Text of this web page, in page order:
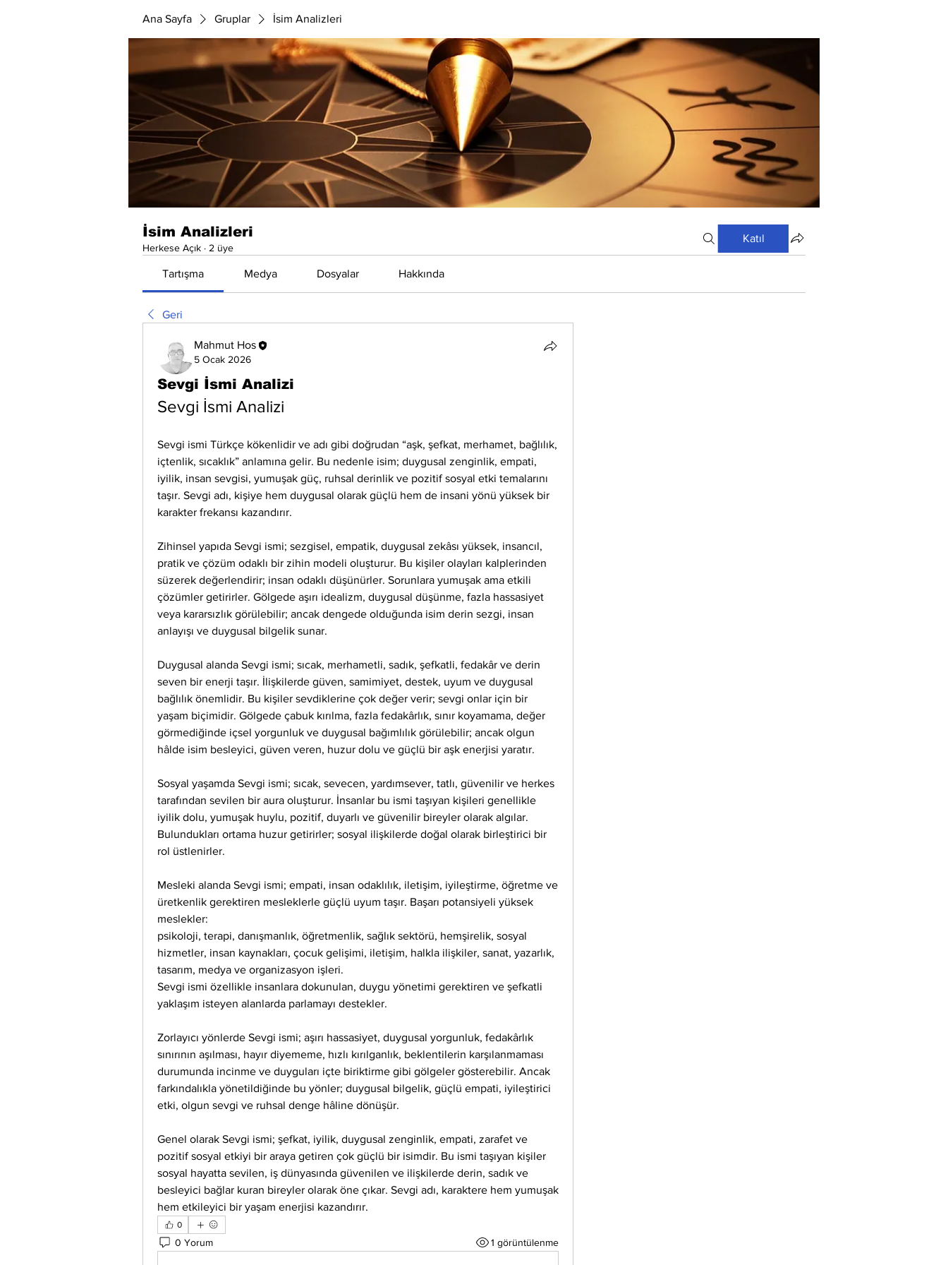
Ana Sayfa Gruplar İsim Analizleri
İsim Analizleri
Herkese Açık · 2 üye
Katıl
Tartışma Medya Dosyalar Hakkında
Geri
Mahmut Hos
5 Ocak 2026
Sevgi İsmi Analizi
Sevgi İsmi Analizi
Sevgi ismi Türkçe kökenlidir ve adı gibi doğrudan “aşk, şefkat, merhamet, bağlılık,
içtenlik, sıcaklık” anlamına gelir. Bu nedenle isim; duygusal zenginlik, empati,
iyilik, insan sevgisi, yumuşak güç, ruhsal derinlik ve pozitif sosyal etki temalarını
taşır. Sevgi adı, kişiye hem duygusal olarak güçlü hem de insani yönü yüksek bir
karakter frekansı kazandırır.
Zihinsel yapıda Sevgi ismi; sezgisel, empatik, duygusal zekâsı yüksek, insancıl,
pratik ve çözüm odaklı bir zihin modeli oluşturur. Bu kişiler olayları kalplerinden
süzerek değerlendirir; insan odaklı düşünürler. Sorunlara yumuşak ama etkili
çözümler getirirler. Gölgede aşırı idealizm, duygusal düşünme, fazla hassasiyet
veya kararsızlık görülebilir; ancak dengede olduğunda isim derin sezgi, insan
anlayışı ve duygusal bilgelik sunar.
Duygusal alanda Sevgi ismi; sıcak, merhametli, sadık, şefkatli, fedakâr ve derin
seven bir enerji taşır. İlişkilerde güven, samimiyet, destek, uyum ve duygusal
bağlılık önemlidir. Bu kişiler sevdiklerine çok değer verir; sevgi onlar için bir
yaşam biçimidir. Gölgede çabuk kırılma, fazla fedakârlık, sınır koyamama, değer
görmediğinde içsel yorgunluk ve duygusal bağımlılık görülebilir; ancak olgun
hâlde isim besleyici, güven veren, huzur dolu ve güçlü bir aşk enerjisi yaratır.
Sosyal yaşamda Sevgi ismi; sıcak, sevecen, yardımsever, tatlı, güvenilir ve herkes
tarafından sevilen bir aura oluşturur. İnsanlar bu ismi taşıyan kişileri genellikle
iyilik dolu, yumuşak huylu, pozitif, duyarlı ve güvenilir bireyler olarak algılar.
Bulundukları ortama huzur getirirler; sosyal ilişkilerde doğal olarak birleştirici bir
rol üstlenirler.
Mesleki alanda Sevgi ismi; empati, insan odaklılık, iletişim, iyileştirme, öğretme ve
üretkenlik gerektiren mesleklerle güçlü uyum taşır. Başarı potansiyeli yüksek
meslekler:
psikoloji, terapi, danışmanlık, öğretmenlik, sağlık sektörü, hemşirelik, sosyal
hizmetler, insan kaynakları, çocuk gelişimi, iletişim, halkla ilişkiler, sanat, yazarlık,
tasarım, medya ve organizasyon işleri.
Sevgi ismi özellikle insanlara dokunulan, duygu yönetimi gerektiren ve şefkatli
yaklaşım isteyen alanlarda parlamayı destekler.
Zorlayıcı yönlerde Sevgi ismi; aşırı hassasiyet, duygusal yorgunluk, fedakârlık
sınırının aşılması, hayır diyememe, hızlı kırılganlık, beklentilerin karşılanmaması
durumunda incinme ve duyguları içte biriktirme gibi gölgeler gösterebilir. Ancak
farkındalıkla yönetildiğinde bu yönler; duygusal bilgelik, güçlü empati, iyileştirici
etki, olgun sevgi ve ruhsal denge hâline dönüşür.
Genel olarak Sevgi ismi; şefkat, iyilik, duygusal zenginlik, empati, zarafet ve
pozitif sosyal etkiyi bir araya getiren çok güçlü bir isimdir. Bu ismi taşıyan kişiler
sosyal hayatta sevilen, iş dünyasında güvenilen ve ilişkilerde derin, sadık ve
besleyici bağlar kuran bireyler olarak öne çıkar. Sevgi adı, karaktere hem yumuşak
hem etkileyici bir yaşam enerjisi kazandırır.
0
0 Yorum 1 görüntülenme